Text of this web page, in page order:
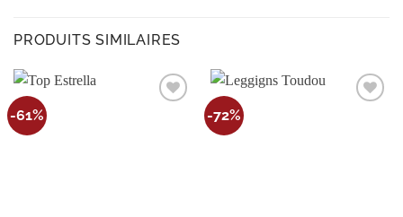
PRODUITS SIMILAIRES
-61%
Ajouter
-72%
Ajouter